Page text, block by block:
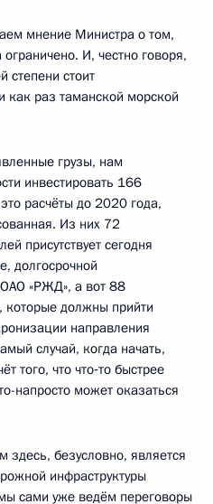
мнение Министра о том,
И, честно говоря,
степени стоит
как раз таманской морской
грузы, нам
инвестировать 166
расчёты до 2020 года,
Из них 72
присутствует сегодня
долгосрочной
«РЖД», а вот 88
которые должны прийти
направления
случай, когда начать,
того, что что‑то быстрее
напросто может оказаться
безусловно, является
инфраструктуры
сами уже ведём переговоры